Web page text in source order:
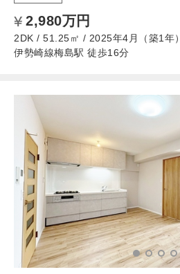
2,980万円
2DK / 51.25㎡ / 2025年4月（築1年）
伊勢崎線梅島駅 徒歩16分